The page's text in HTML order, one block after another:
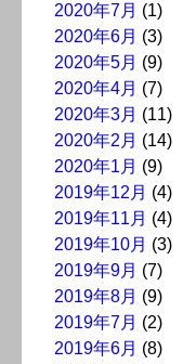
2020年7月 (1)
2020年6月 (3)
2020年5月 (9)
2020年4月 (7)
2020年3月 (11)
2020年2月 (14)
2020年1月 (9)
2019年12月 (4)
2019年11月 (4)
2019年10月 (3)
2019年9月 (7)
2019年8月 (9)
2019年7月 (2)
2019年6月 (8)